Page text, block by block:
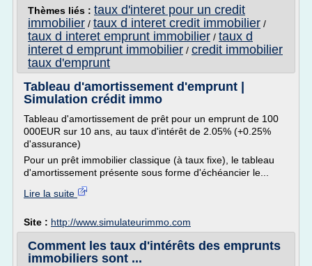
Thèmes liés : taux d'interet pour un credit
immobilier / taux d interet credit immobilier /
taux d interet emprunt immobilier / taux d
interet d emprunt immobilier / credit immobilier
taux d'emprunt
Tableau d'amortissement d'emprunt |
Simulation crédit immo
Tableau d'amortissement de prêt pour un emprunt de 100
000EUR sur 10 ans, au taux d'intérêt de 2.05% (+0.25%
d'assurance)
Pour un prêt immobilier classique (à taux fixe), le tableau
d'amortissement présente sous forme d'échéancier le...
Lire la suite
Site : http://www.simulateurimmo.com
Comment les taux d'intérêts des emprunts
immobiliers sont ...